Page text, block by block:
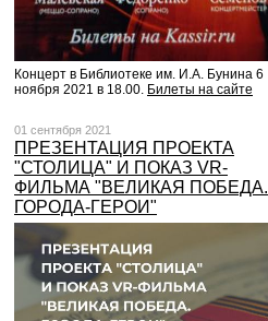
Концерт в Библиотеке им. И.А. Бунина 6
ноября 2021 в 18.00. Билеты на сайте
01 сентября 2021
ПРЕЗЕНТАЦИЯ ПРОЕКТА
"СТОЛИЦА" И ПОКАЗ VR-
ФИЛЬМА "ВЕЛИКАЯ ПОБЕДА.
ГОРОДА-ГЕРОИ"